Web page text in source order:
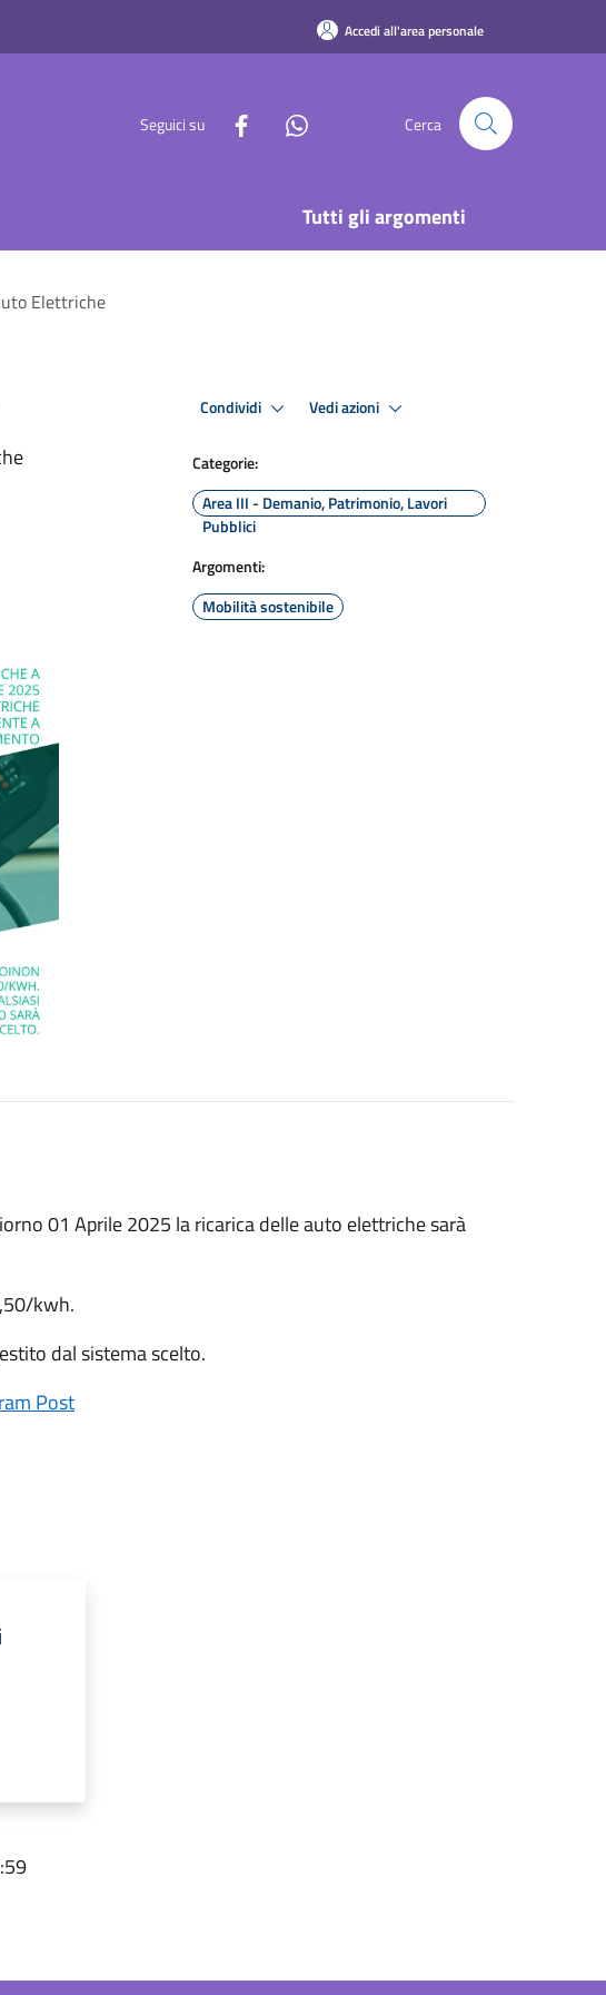
Accedi all'area personale
Seguici su Cerca
Tutti gli argomenti
Elettriche
Condividi Vedi azioni
Categorie:
Area III - Demanio, Patrimonio, Lavori
Pubblici
Argomenti:
Mobilità sostenibile
01 Aprile 2025 la ricarica delle auto elettriche sarà
kwh.
dal sistema scelto.
Post